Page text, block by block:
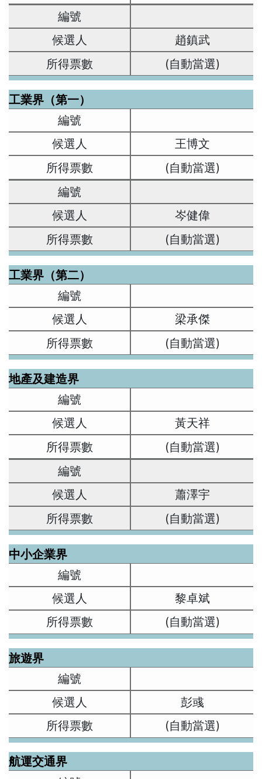
趙鎮武
(自動當選)
工業界（第一）
王博文
(自動當選)
岑健偉
(自動當選)
工業界（第二）
梁承傑
(自動當選)
地產及建造界
黃天祥
(自動當選)
蕭澤宇
(自動當選)
中小企業界
黎卓斌
(自動當選)
旅遊界
彭彧
(自動當選)
航運交通界